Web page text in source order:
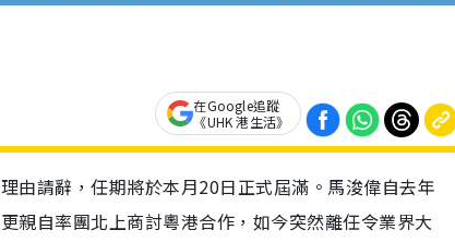
在Google追蹤
《UHK 港生活》
由請辭，任期將於本月20日正式屆滿。馬浚偉自去年
親自率團北上商討粵港合作，如今突然離任令業界大